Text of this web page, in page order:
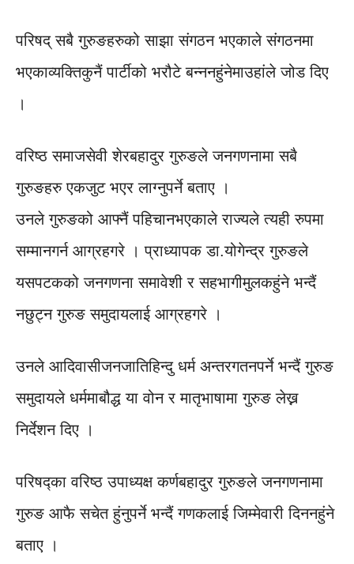
परिषद् सबै गुरुङहरुको साझा संगठन भएकाले संगठनमा
भएकाव्यक्तिकुनैं पार्टीको भरौटे बन्ननहुंनेमाउहांले जोड दिए
।
वरिष्ठ समाजसेवी शेरबहादुर गुरुङले जनगणनामा सबै
गुरुङहरु एकजुट भएर लाग्नुपर्ने बताए ।
उनले गुरुङको आफ्नैं पहिचानभएकाले राज्यले त्यही रुपमा
सम्मानगर्न आग्रहगरे । प्राध्यापक डा.योगेन्द्र गुरुङले
यसपटकको जनगणना समावेशी र सहभागीमुलकहुंने भन्दैं
नछुट्न गुरुङ समुदायलाई आग्रहगरे ।
उनले आदिवासीजनजातिहिन्दु धर्म अन्तरगतनपर्ने भन्दैं गुरुङ
समुदायले धर्ममाबौद्ध या वोन र मातृभाषामा गुरुङ लेख्न
निर्देशन दिए ।
परिषद्का वरिष्ठ उपाध्यक्ष कर्णबहादुर गुरुङले जनगणनामा
गुरुङ आफै सचेत हुंनुपर्ने भन्दैं गणकलाई जिम्मेवारी दिननहुंने
बताए ।